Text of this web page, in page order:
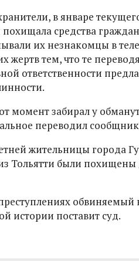
в январе
похищала средства
их незнакомцы в
жертв тем, что те
ответственности
момент забирал у
переводил
жительницы города
Тольятти были похищены
обвиняемый
истории поставит суд.